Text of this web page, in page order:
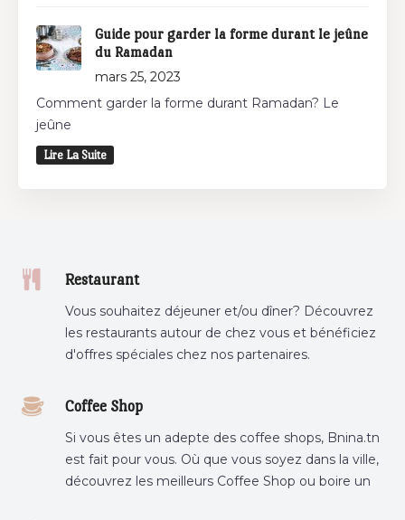
Guide pour garder la forme durant le jeûne
du Ramadan
mars 25, 2023
Comment garder la forme durant Ramadan? Le
jeûne
Lire La Suite
Restaurant
Vous souhaitez déjeuner et/ou dîner? Découvrez
les restaurants autour de chez vous et bénéficiez
d'offres spéciales chez nos partenaires.
Coffee Shop
Si vous êtes un adepte des coffee shops, Bnina.tn
est fait pour vous. Où que vous soyez dans la ville,
découvrez les meilleurs Coffee Shop ou boire un